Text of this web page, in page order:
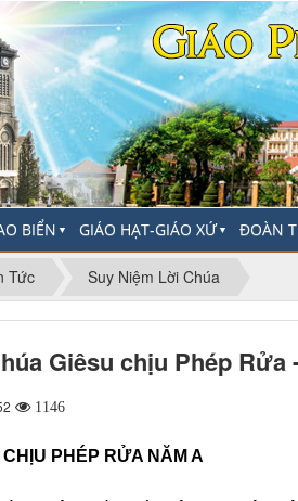
BIỂN ▼ GIÁO HẠT-GIÁO XỨ▼ ĐOÀN
Tức Suy Niệm Lời Chúa
Giêsu chịu Phép
1146
CHỊU PHÉP RỬA NĂM